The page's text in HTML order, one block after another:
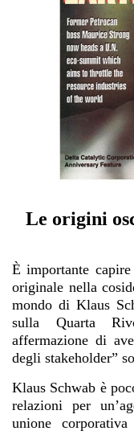
Le origini
È importante
originale nella
mondo di Klaus
sulla Quarta
affermazione di
degli stakeholder”
Klaus Schwab è
relazioni per
unione